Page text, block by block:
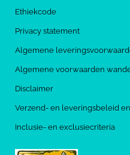
Ethiekcode
Privacy statement
Algemene
Algemene voorwaarden
Disclaimer
Verzend- en leveringsbeleid
Inclusie- en exclusiecriteria